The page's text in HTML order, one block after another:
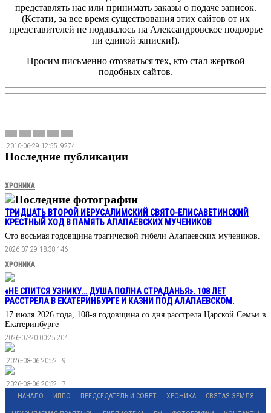
представлять нас или принимать заказы о подаче записок.
(Кстати, за все время существования этих сайтов от их
представителей не подавалось на Александровское подворье
ни единой записки!).
Просим письменно отозваться тех, кто стал жертвой
подобных сайтов.
2010-06-29 12:55 9274
Последние публикации
ХРОНИКА
ТРИДЦАТЬ ВТОРОЙ ИЕРУСАЛИМСКИЙ СВЯТО-ЕЛИСАВЕТИНСКИЙ
КРЕСТНЫЙ ХОД В ПАМЯТЬ АЛАПАЕВСКИХ МУЧЕНИКОВ
Сто восьмая годовщина трагической гибели Алапаевских мучеников.
2026-07-29 18:38 146
ХРОНИКА
«НЕ СПИТСЯ УЗНИКУ… ДУША ПОЛНА СТРАДАНЬЯ». 108 ЛЕТ
РАССТРЕЛА В ЕКАТЕРИНБУРГЕ И КАЗНИ ПОД АЛАПАЕВСКОМ.
17 июля 2026 года, 108-я годовщина со дня расстрела Царской Семьи в
Екатеринбурге
2026-07-20 00:25 204
Последние фотографии
2026-08-06 20:52 9
2026-08-06 20:52
7
НАЧАЛО
ИППО ПРЕДСЕДАТЕЛЬ И СОВЕТ ХРОНИКА СВЯТАЯ ЗЕМЛЯ